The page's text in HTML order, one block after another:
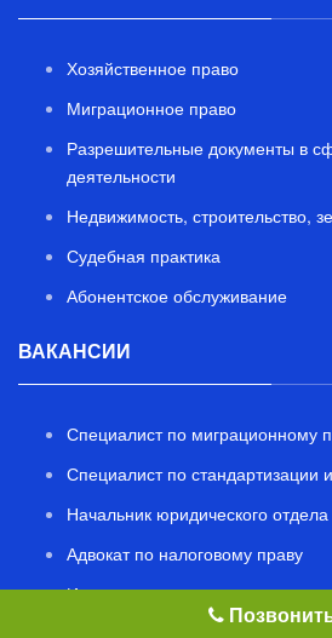
Хозяйственное право
Миграционное право
Разрешительные документы в
деятельности
Недвижимость, строительство,
Судебная практика
Абонентское обслуживание
ВАКАНСИИ
Специалист по миграционному
Специалист по стандартизации
Начальник юридического отдела
Адвокат по налоговому праву
Инженер проектировщик